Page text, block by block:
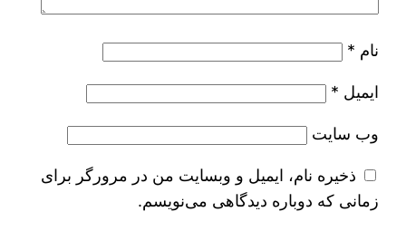
نام *
ایمیل *
وب‌ سایت
ذخیره نام، ایمیل و وبسایت من در مرورگر برای
زمانی که دوباره دیدگاهی می‌نویسم.